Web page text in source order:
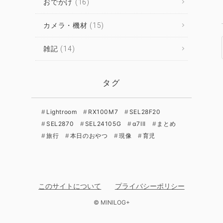
(16)
カメラ・機材 (15)
雑記 (14)
タグ
Lightroom RX100M7
SEL28F20
SEL2870
SEL24105G α7III
まとめ
旅行
本日のおやつ 現像 育児
このサイトについて プライバシーポリシー
© MINILOG+